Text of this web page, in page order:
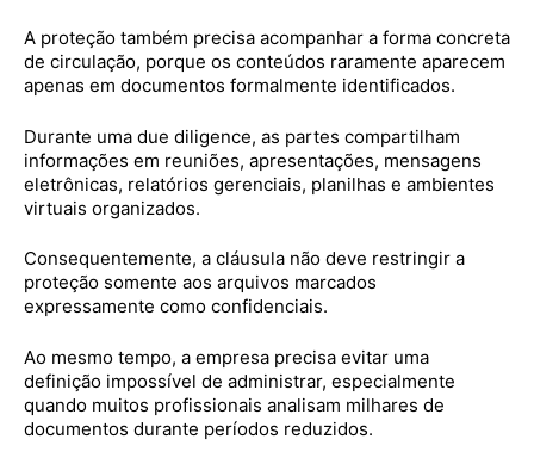
A proteção também precisa acompanhar a forma concreta
de circulação, porque os conteúdos raramente aparecem
apenas em documentos formalmente identificados.
Durante uma due diligence, as partes compartilham
informações em reuniões, apresentações, mensagens
eletrônicas, relatórios gerenciais, planilhas e ambientes
virtuais organizados.
Consequentemente, a cláusula não deve restringir a
proteção somente aos arquivos marcados
expressamente como confidenciais.
Ao mesmo tempo, a empresa precisa evitar uma
definição impossível de administrar, especialmente
quando muitos profissionais analisam milhares de
documentos durante períodos reduzidos.